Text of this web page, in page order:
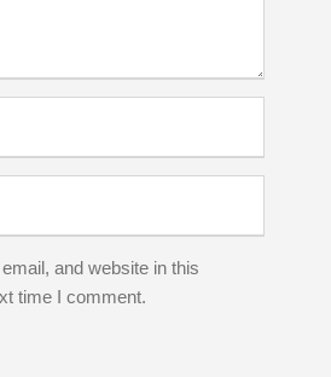
and website in this
time I comment.